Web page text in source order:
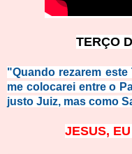
TERÇO
"Quando rezarem
me colocarei entre o
justo Juiz, mas como
JESUS,